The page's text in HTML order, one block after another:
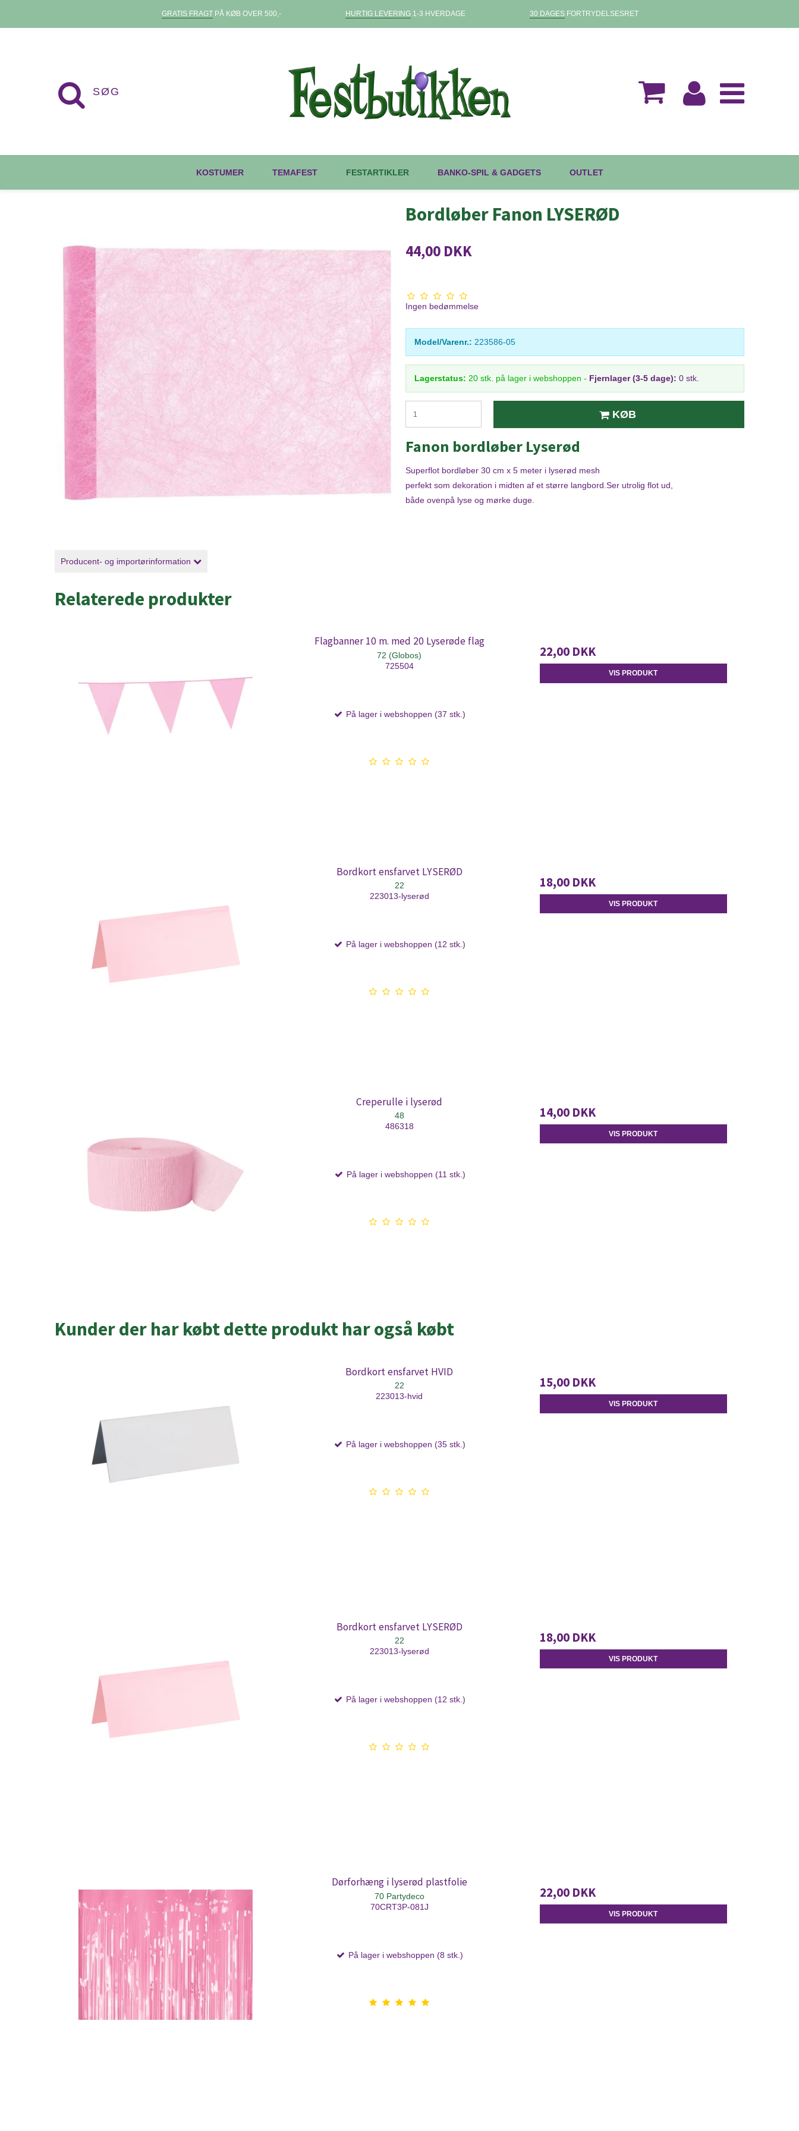
GRATIS FRAGTPÅ KØB OVER 500,- HURTIG LEVERING1-3 HVERDAGE 30 DAGESFORTRYDELSESRET
KOSTUMER TEMAFEST FESTARTIKLER BANKO-SPIL & GADGETS OUTLET
Producent- og importørinformation
Bordløber Fanon LYSERØD
44,00 DKK
Ingen bedømmelse
Model/Varenr.: 223586-05
Lagerstatus: 20 stk. på lager i webshoppen - Fjernlager (3-5 dage): 0 stk.
KØB
Fanon bordløber Lyserød
Superflot bordløber 30 cm x 5 meter i lyserød mesh
perfekt som dekoration i midten af et større langbord.Ser utrolig flot ud,
både ovenpå lyse og mørke duge.
Relaterede produkter
Flagbanner 10 m. med 20 Lyserøde flag
72 (Globos)
725504
På lager i webshoppen (37 stk.)
22,00 DKK
VIS PRODUKT
Bordkort ensfarvet LYSERØD
22
223013-lyserød
På lager i webshoppen (12 stk.)
18,00 DKK
VIS PRODUKT
Creperulle i lyserød
48
486318
På lager i webshoppen (11 stk.)
14,00 DKK
VIS PRODUKT
Kunder der har købt dette produkt har også købt
Bordkort ensfarvet HVID
22
223013-hvid
På lager i webshoppen (35 stk.)
15,00 DKK
VIS PRODUKT
Bordkort ensfarvet LYSERØD
22
223013-lyserød
På lager i webshoppen (12 stk.)
18,00 DKK
VIS PRODUKT
Dørforhæng i lyserød plastfolie
70 Partydeco
70CRT3P-081J
På lager i webshoppen (8 stk.)
22,00 DKK
VIS PRODUKT